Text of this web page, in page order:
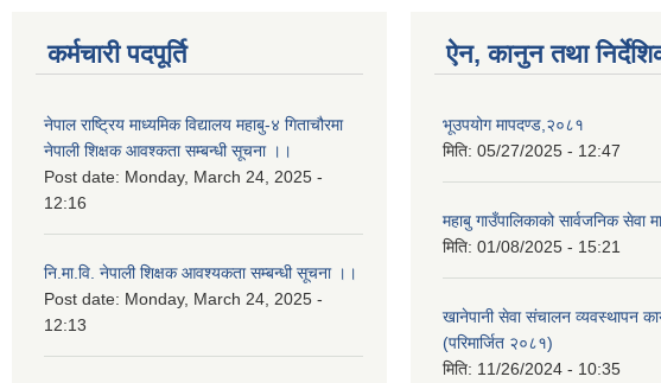
कर्मचारी पदपूर्ति
नेपाल राष्ट्रिय माध्यमिक विद्यालय महाबु-४ गिताचौरमा
नेपाली शिक्षक आवश्कता सम्बन्धी सूचना ।।
Post date: Monday, March 24, 2025 -
12:16
नि.मा.वि. नेपाली शिक्षक आवश्यकता सम्बन्धी सूचना ।।
Post date: Monday, March 24, 2025 -
12:13
ऐन, कानुन तथा
भूउपयोग मापदण्ड,२०८१
मिति: 05/27/2025 - 12:47
महाबु गाउँपालिकाको सार्वजनिक सेवा
मिति: 01/08/2025 - 15:21
खानेपानी सेवा संचालन व्यवस्थापन
(परिमार्जित २०८१)
मिति: 11/26/2024 - 10:35